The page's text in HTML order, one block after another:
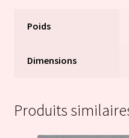
Poids
Dimensions
Produits